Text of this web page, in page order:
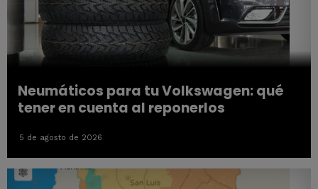
Neumáticos para tu Volkswagen: qué
tener en cuenta al reponerlos
5 de agosto de 2026